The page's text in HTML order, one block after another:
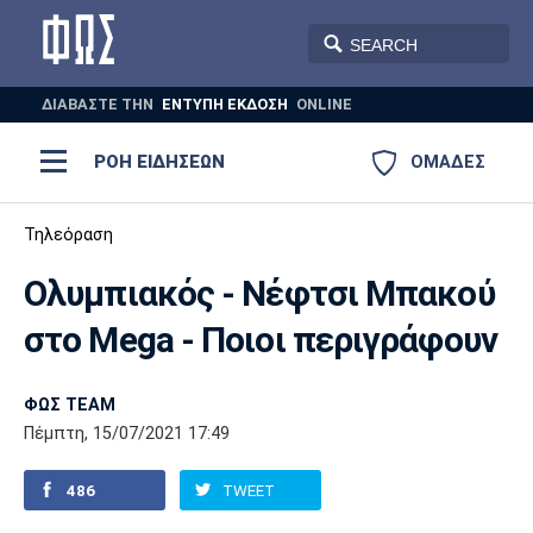
ΔΙΑΒΑΣΤΕ THN ΕΝΤΥΠΗ ΕΚΔΟΣΗ ONLINE
ΟΜΑΔΕΣ
ΡΟΗ ΕΙΔΗΣΕΩΝ
ΠΟΔΟΣΦΑΙΡΟ
ΠΟΛΟ
AUTO-MOTO
Ποδόσφαιρο
Super League 1
Super League 2
Γ Εθνική
Ελλάδα
Μπάσκετ
Ελλάδα
Εθνική
EuroLeague
Ολυμπιακοί Αγώνες
Βόλεϊ
Πόλο
Ολυμπιακός ΑΕΚ ΠΑΟΚ
Παναθηναϊκός Ατρόμητος
Τηλεόραση
Ολυμπιακός - Νέφτσι Μπακού
στο Mega - Ποιοι περιγράφουν
ΦΩΣ TEAM
Πέμπτη, 15/07/2021 17:49
486 TWEET